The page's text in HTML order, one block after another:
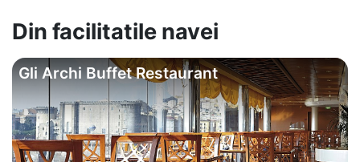
Din facilitatile navei
Gli Archi Buffet Restaurant